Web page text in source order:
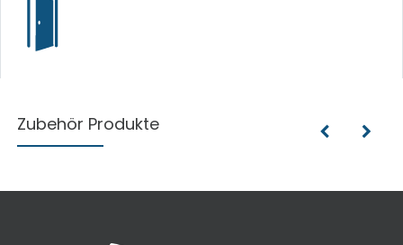
Zubehör Produkte